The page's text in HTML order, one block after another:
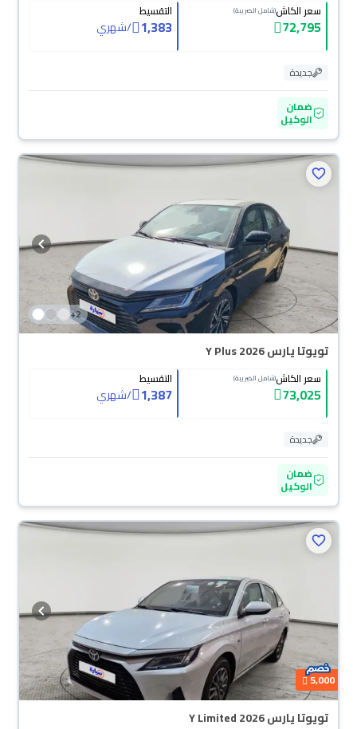
سعر الكاش(شامل الضريبة)
72,795
التقسيط
1,383
/شهري
جديدة
ضمان
الوكيل
2
+
تويوتا يارس Y Plus 2026
سعر الكاش(شامل الضريبة)
73,025
التقسيط
1,387
/شهري
جديدة
ضمان
الوكيل
5,000
تويوتا يارس Y Limited 2026